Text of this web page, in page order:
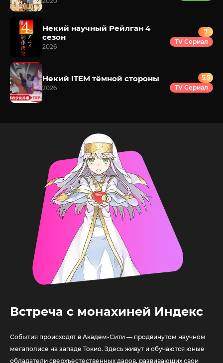
Некий научный Рейлган 4
сезон
2026
7
TV Сериал
Некий ITEM тёмной стороны
2026
5.5
TV Сериал
Встреча с монахиней Индекс
События происходят в Академ-Сити — продвинутом научном
мегаполисе на западе Токио. Здесь живут и обучаются юные
обладатели сверхъестественных даров, развивающих свои